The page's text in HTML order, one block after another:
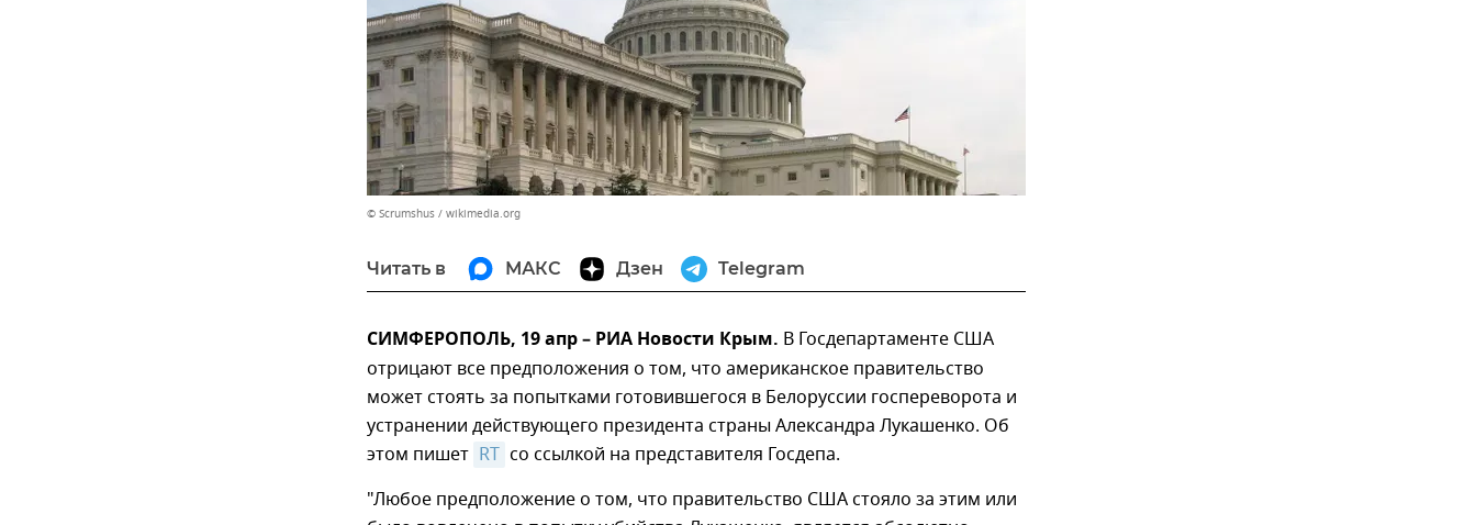
© Scrumshus / wikimedia.org
Читать в МАКС Дзен Telegram
СИМФЕРОПОЛЬ, 19 апр – РИА Новости Крым. В Госдепартаменте США
отрицают все предположения о том, что американское правительство
может стоять за попытками готовившегося в Белоруссии госпереворота и
устранении действующего президента страны Александра Лукашенко. Об
этом пишет RT со ссылкой на представителя Госдепа.
"Любое предположение о том, что правительство США стояло за этим или